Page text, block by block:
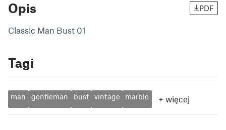
Opis PDF
Classic Man Bust 01
Tagi
man gentleman bust vintage marble + więcej